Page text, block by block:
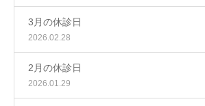
3月の休診日
2026.02.28
2月の休診日
2026.01.29